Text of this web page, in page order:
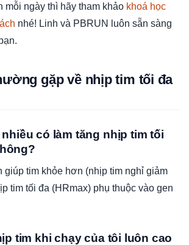
mỗi ngày thì hãy tham khảo khoá học
nhé! Linh và PBRUN luôn sẵn sàng
gặp về nhịp tim tối đa
có làm tăng nhịp tim tối
giúp tim khỏe hơn (nhịp tim nghỉ giảm
tim tối đa (HRmax) phụ thuộc vào gen
tim khi chạy của tôi luôn cao